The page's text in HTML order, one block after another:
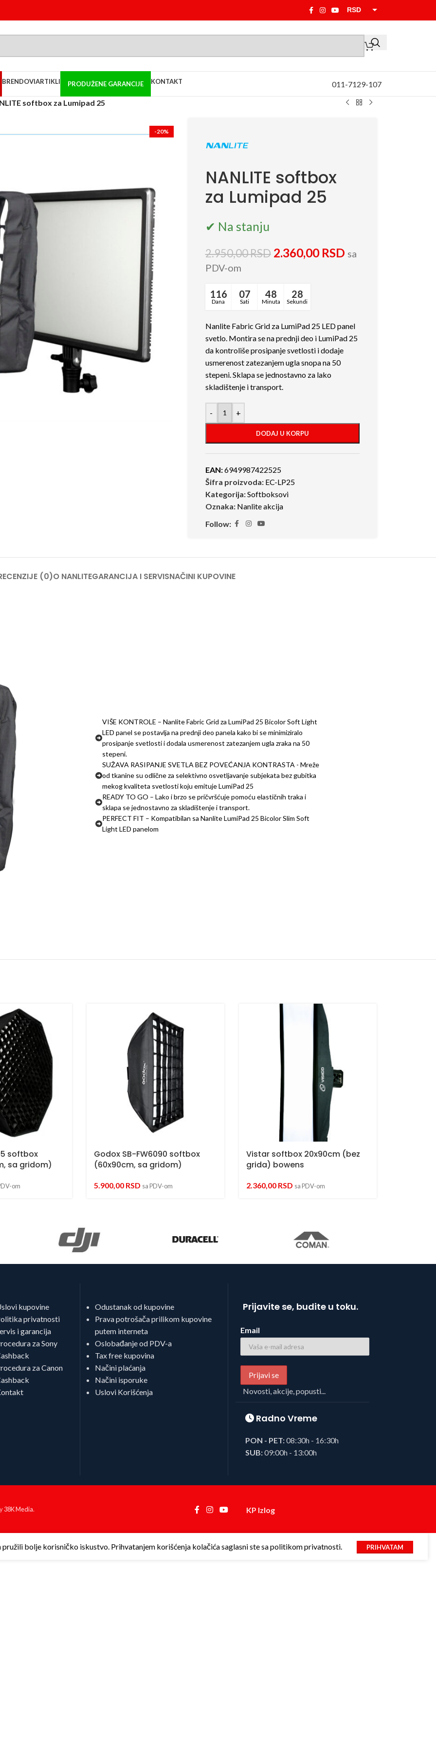
RSD
BRENDOVIARTIKLI PRODUŽENE GARANCIJE KONTAKT 011-7129-107
softbox za Lumipad 25
-20%
NANLITE softbox
za Lumipad 25
✔ Na stanju
2.950,00RSD 2.360,00 RSD sa
PDV-om
116
Dana
07
Sati
48
Minuta
27
Sekundi
Nanlite Fabric Grid za LumiPad 25 LED panel
svetlo. Montira se na prednji deo i LumiPad 25
da kontroliše prosipanje svetlosti i dodaje
usmerenost zatezanjem ugla snopa na 50
stepeni. Sklapa se jednostavno za lako
skladištenje i transport.
- +
DODAJ U KORPU
EAN:6949987422525
Šifra proizvoda: EC-LP25
Kategorija:Softboksovi
Oznaka: Nanlite akcija
Follow:
(0)O NANLITEGARANCIJA I SERVISNAČINI KUPOVINE
VIŠE KONTROLE – Nanlite Fabric Grid za LumiPad 25 Bicolor Soft Light
LED panel se postavlja na prednji deo panela kako bi se minimiziralo
prosipanje svetlosti i dodala usmerenost zatezanjem ugla zraka na 50
stepeni.
SUŽAVA RASIPANJE SVETLA BEZ POVEĆANJA KONTRASTA - Mreže
od tkanine su odlične za selektivno osvetljavanje subjekata bez gubitka
mekog kvaliteta svetlosti koju emituje LumiPad 25
READY TO GO – Lako i brzo se pričvršćuje pomoću elastičnih traka i
sklapa se jednostavno za skladištenje i transport.
PERFECT FIT – Kompatibilan sa Nanlite LumiPad 25 Bicolor Slim Soft
Light LED panelom
softbox
sa gridom)
om
Godox SB-FW6090 softbox
(60x90cm, sa gridom)
5.900,00 RSD sa PDV-om
Vistar softbox 20x90cm (bez
grida) bowens
2.360,00 RSD sa PDV-om
kupovine
privatnosti
i garancija
za Sony
za Canon
Odustanak od kupovine
Prava potrošača prilikom kupovine
putem interneta
Oslobađanje od PDV-a
Tax free kupovina
Načini plaćanja
Načini isporuke
Uslovi Korišćenja
Prijavite se, budite u toku.
Email
Novosti, akcije, popusti...
Radno Vreme
PON - PET:08:30h - 16:30h
SUB:09:00h - 13:00h
38K Media. KP Izlog
bolje korisničko iskustvo. Prihvatanjem korišćenja kolačića saglasni ste sa politikom privatnosti. PRIHVATAM